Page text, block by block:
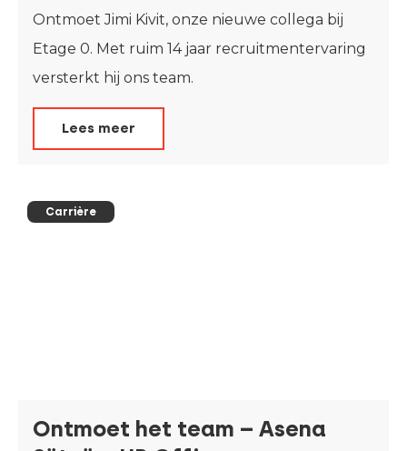
Ontmoet Jimi Kivit, onze nieuwe collega bij
Etage 0. Met ruim 14 jaar recruitmentervaring
versterkt hij ons team.
Lees meer
Carrière
Ontmoet het team – Asena